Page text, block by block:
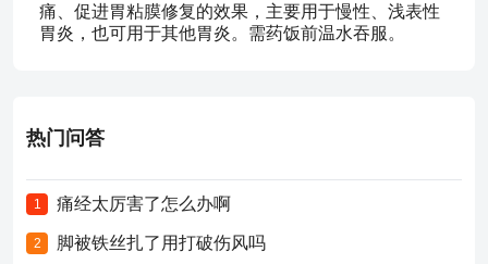
痛、促进胃粘膜修复的效果，主要用于慢性、浅表性
胃炎，也可用于其他胃炎。需药饭前温水吞服。
热门问答
1 痛经太厉害了怎么办啊
2 脚被铁丝扎了用打破伤风吗